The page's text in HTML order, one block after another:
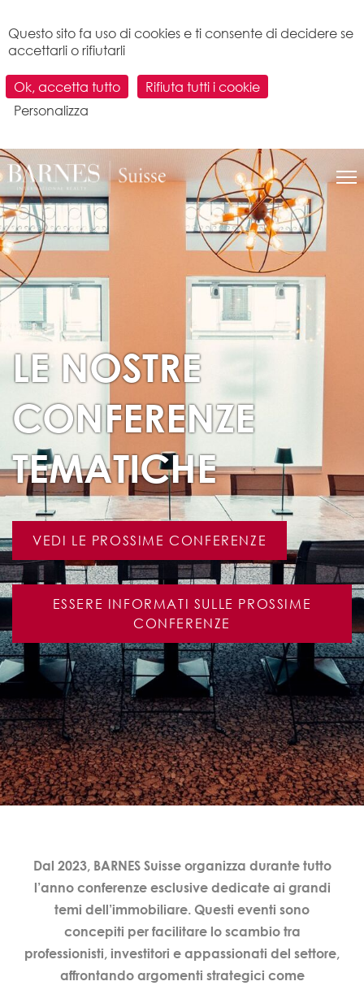
LE NOSTRE
CONFERENZE
TEMATICHE
VEDI LE PROSSIME CONFERENZE
ESSERE INFORMATI SULLE PROSSIME
CONFERENZE
Dal 2023, BARNES Suisse organizza durante tutto
l’anno conferenze esclusive dedicate ai grandi
temi dell’immobiliare. Questi eventi sono
concepiti per facilitare lo scambio tra
professionisti, investitori e appassionati del settore,
affrontando argomenti strategici come
Questo sito fa uso di cookies e ti consente di decidere se
accettarli o rifiutarli
Ok, accetta tutto
Rifiuta tutti i cookie
Personalizza